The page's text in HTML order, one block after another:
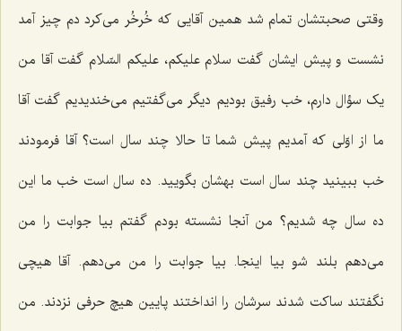
وقتی صحبتشان تمام شد همین آقایی که خُرخُر می‌کرد دم چیز آمد
نشست و پیش ایشان گفت سلام علیکم، علیکم السّلام گفت آقا من
یک سؤال دارم، خب رفیق بودیم دیگر می‌گفتیم می‌خندیدیم گفت آقا
ما از اوّلی که آمدیم پیش شما تا حالا چند سال است؟ آقا فرمودند
خب ببینید چند سال است بهشان بگویید. ده سال است خب ما این
ده سال چه شدیم؟ من آنجا نشسته بودم گفتم بیا جوابت را من
می‌دهم بلند شو بیا اینجا. بیا جوابت را من می‌دهم. آقا هیچی
نگفتند ساکت شدند سرشان را انداختند پایین هیچ حرفی نزدند. من